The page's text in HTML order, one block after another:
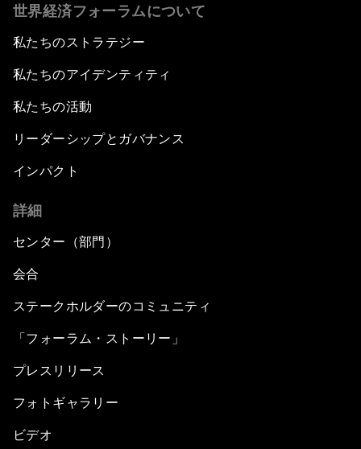
世界経済フォーラムについて
私たちのストラテジー
私たちのアイデンティティ
私たちの活動
リーダーシップとガバナンス
インパクト
詳細
センター（部門）
会合
ステークホルダーのコミュニティ
「フォーラム・ストーリー」
プレスリリース
フォトギャラリー
ビデオ